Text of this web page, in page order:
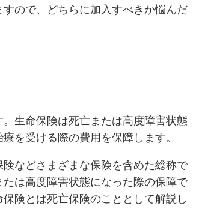
ので、どちらに加入すべきか悩んだ
生命保険は死亡または高度障害状態
を受ける際の費用を保障します。
などさまざまな保険を含めた総称で
は高度障害状態になった際の保障で
険とは死亡保険のこととして解説し